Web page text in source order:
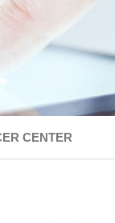
CENTER